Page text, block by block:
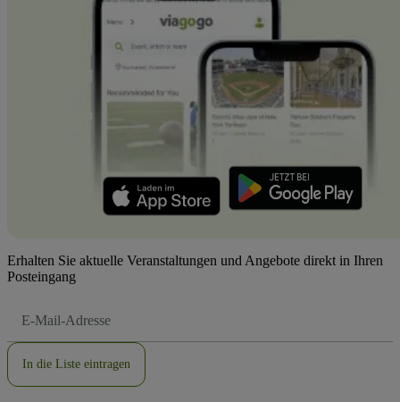
Erhalten Sie aktuelle Veranstaltungen und Angebote direkt in Ihren
Posteingang
Mail-
In die Liste eintragen